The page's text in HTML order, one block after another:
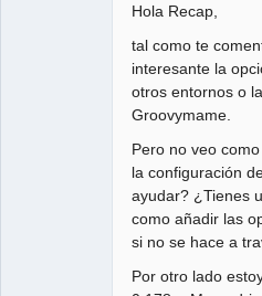
Hola Recap,
tal como te
interesante la
otros entornos o
Groovymame.
Pero no veo
la configuración
ayudar? ¿Tienes
como añadir las
si no se hace a
Por otro lado